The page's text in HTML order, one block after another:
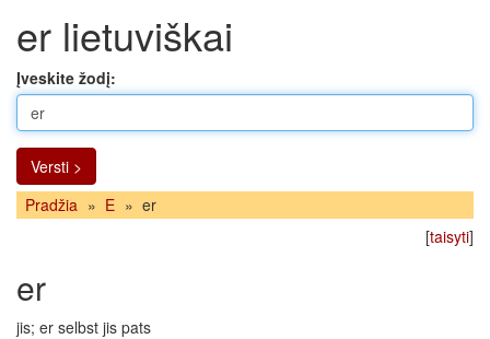
er lietuviškai
Įveskite žodį:
Versti >
Pradžia » E » er
[taisyti]
er
jis; er selbst jis pats